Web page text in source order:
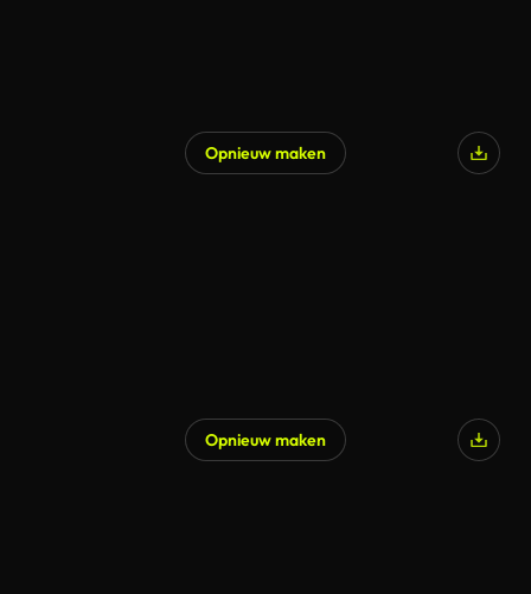
Opnieuw maken
Opnieuw maken